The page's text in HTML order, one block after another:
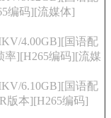
编码][流媒体]
4.00GB][国语配
率][H265编码][流媒
6.10GB][国语配
版本][H265编码]